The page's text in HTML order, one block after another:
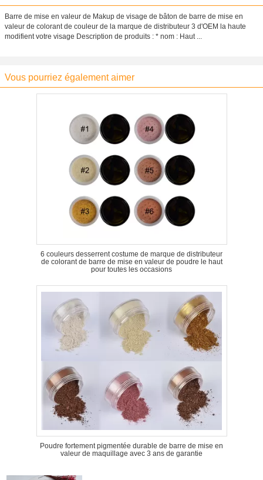
Barre de mise en valeur de Makup de visage de bâton de barre de mise en
valeur de colorant de couleur de la marque de distributeur 3 d'OEM la haute
modifient votre visage Description de produits : * nom : Haut ...
Vous pourriez également aimer
6 couleurs desserrent costume de marque de distributeur
de colorant de barre de mise en valeur de poudre le haut
pour toutes les occasions
Poudre fortement pigmentée durable de barre de mise en
valeur de maquillage avec 3 ans de garantie